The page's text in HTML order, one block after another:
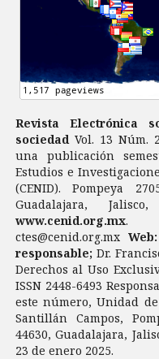
Revista Electrónica
sociedad Vol. 13 Núm.
una publicación
Estudios e
(CENID). Pompeya
Guadalajara,
www.cenid.org.mx
ctes@cenid.org.mxWeb:
responsable; Dr.
Derechos al Uso
ISSN 2448-6493
este número, Unidad
Santillán Campos,
44630, Guadalajara,
23 de enero 2025.